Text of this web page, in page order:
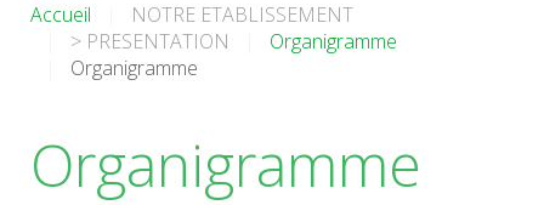
Accueil
NOTRE ETABLISSEMENT
> PRESENTATION
Organigramme
Organigramme
Organigramme